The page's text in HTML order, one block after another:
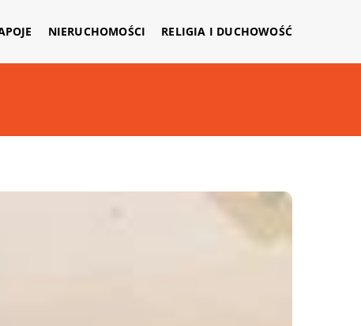
NIERUCHOMOŚCI RELIGIA I DUCHOWOŚĆ